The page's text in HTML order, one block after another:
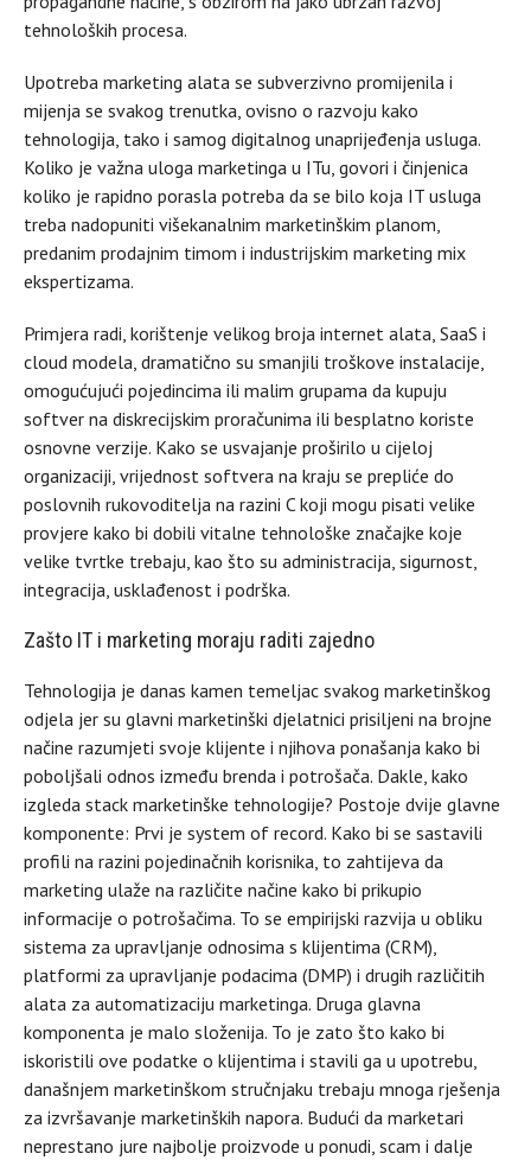
tehnoloških procesa.
Upotreba marketing alata se subverzivno promijenila i
mijenja se svakog trenutka, ovisno o razvoju kako
tehnologija, tako i samog digitalnog unaprijeđenja usluga.
Koliko je važna uloga marketinga u ITu, govori i činjenica
koliko je rapidno porasla potreba da se bilo koja IT usluga
treba nadopuniti višekanalnim marketinškim planom,
predanim prodajnim timom i industrijskim marketing mix
ekspertizama.
Primjera radi, korištenje velikog broja internet alata, SaaS i
cloud modela, dramatično su smanjili troškove instalacije,
omogućujući pojedincima ili malim grupama da kupuju
softver na diskrecijskim proračunima ili besplatno koriste
osnovne verzije. Kako se usvajanje proširilo u cijeloj
organizaciji, vrijednost softvera na kraju se prepliće do
poslovnih rukovoditelja na razini C koji mogu pisati velike
provjere kako bi dobili vitalne tehnološke značajke koje
velike tvrtke trebaju, kao što su administracija, sigurnost,
integracija, usklađenost i podrška.
Zašto IT i marketing moraju raditi zajedno
Tehnologija je danas kamen temeljac svakog marketinškog
odjela jer su glavni marketinški djelatnici prisiljeni na brojne
načine razumjeti svoje klijente i njihova ponašanja kako bi
poboljšali odnos između brenda i potrošača. Dakle, kako
izgleda stack marketinške tehnologije? Postoje dvije glavne
komponente: Prvi je system of record. Kako bi se sastavili
profili na razini pojedinačnih korisnika, to zahtijeva da
marketing ulaže na različite načine kako bi prikupio
informacije o potrošačima. To se empirijski razvija u obliku
sistema za upravljanje odnosima s klijentima (CRM),
platformi za upravljanje podacima (DMP) i drugih različitih
alata za automatizaciju marketinga. Druga glavna
komponenta je malo složenija. To je zato što kako bi
iskoristili ove podatke o klijentima i stavili ga u upotrebu,
današnjem marketinškom stručnjaku trebaju mnoga rješenja
za izvršavanje marketinških napora. Budući da marketari
neprestano jure najbolje proizvode u ponudi, scam i dalje